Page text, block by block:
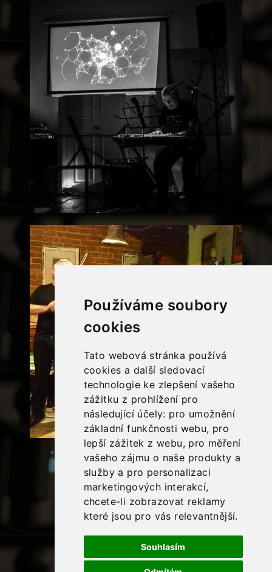
Používáme soubory
cookies
Tato webová stránka používá
cookies a další sledovací
technologie ke zlepšení vašeho
zážitku z prohlížení pro
následující účely: pro umožnění
základní funkčnosti webu, pro
lepší zážitek z webu, pro měření
vašeho zájmu o naše produkty a
služby a pro personalizaci
marketingových interakcí,
chcete-li zobrazovat reklamy
které jsou pro vás relevantnější.
Souhlasím
REPERTOÁR SBORU HUDBY
VIDEA SE SBOREM HUDBY
FOTA SE SBOREM HUDBY